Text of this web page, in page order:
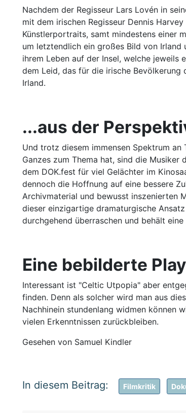
Nachdem der Regisseur Lars Lovén in
mit dem irischen Regisseur Dennis
Künstlerportraits, samt mindestens einer
um letztendlich ein großes Bild von Irland
ihrem Leben auf der Insel, welche jeweils
dem Leid, das für die irische Bevölkerung
Irland.
...aus der
Und trotz diesem immensen Spektrum
Ganzes zum Thema hat, sind die
dem DOK.fest für viel Gelächter im
dennoch die Hoffnung auf eine bessere
Archivmaterial und bewusst inszenierten
dieser einzigartige dramaturgische
durchgehend überraschen und behält
Eine bebilderte
Interessant ist "Celtic Utpopia" aber
finden. Denn als solcher wird man aus
Nachhinein stundenlang widmen können
vielen Erkenntnissen zurückbleiben.
Gesehen von Samuel Kindler
Filmkritik